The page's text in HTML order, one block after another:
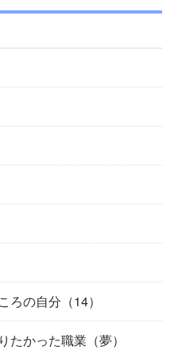
ろの自分（14）
たかった職業（夢）